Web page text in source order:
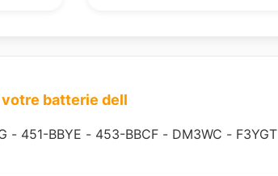
batterie dell
- 451-BBYE - 453-BBCF - DM3WC - F3YGT